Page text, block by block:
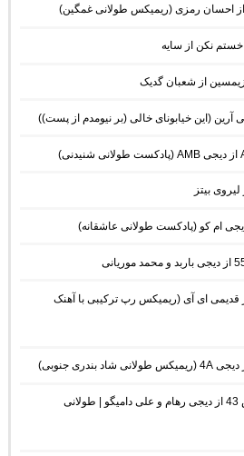
نکن از سایه
از شعبان گدیک
(این خیابونای خالی (بر نیومدم از پست))
قدیمی ای آی (ریمیکس رپ ترکیبی با آهنک
دانلود ریمیکس موزیک باکس 43 از دیجی رهام و علی دامیگو | طولانی